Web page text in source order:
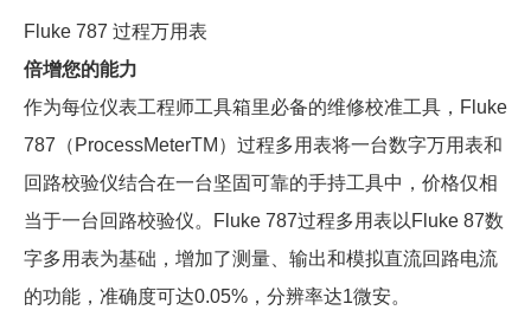
Fluke 787 过程万用表
倍增您的能力
作为每位仪表工程师工具箱里必备的维修校准工具，Fluke
787（ProcessMeterTM）过程多用表将一台数字万用表和
回路校验仪结合在一台坚固可靠的手持工具中，价格仅相
当于一台回路校验仪。Fluke 787过程多用表以Fluke 87数
字多用表为基础，增加了测量、输出和模拟直流回路电流
的功能，准确度可达0.05%，分辨率达1微安。